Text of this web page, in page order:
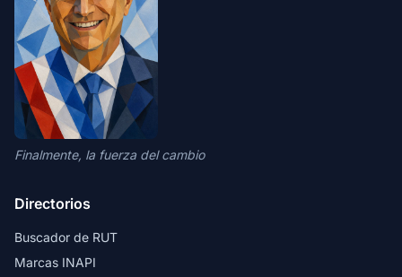
Finalmente, la fuerza del cambio
Directorios
Buscador de RUT
Marcas INAPI